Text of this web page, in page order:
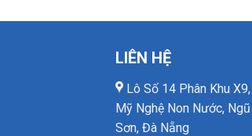
LIÊN HỆ
Lô Số 14 Phân Khu
Mỹ Nghệ Non Nước,
Sơn, Đà Nẵng